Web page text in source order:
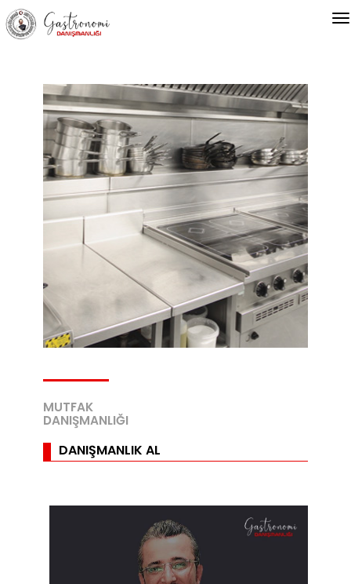
MUTFAK
DANIŞMANLIĞI
DANIŞMANLIK AL